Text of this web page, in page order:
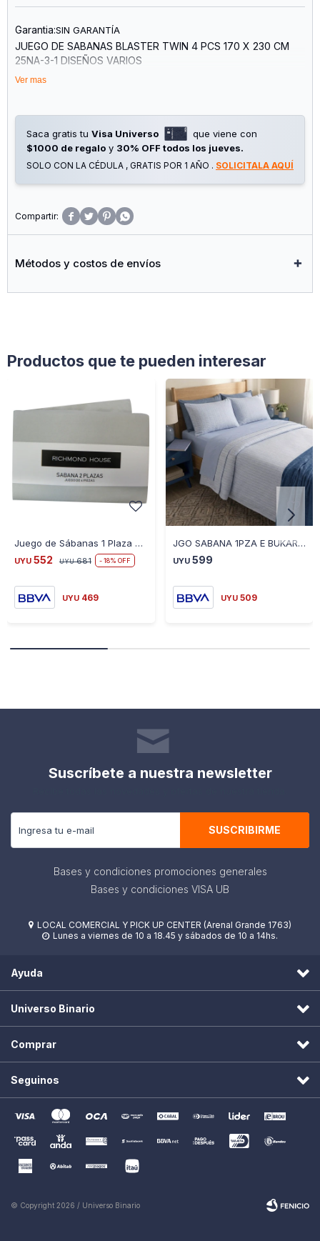
Garantia:SIN GARANTÍA
JUEGO DE SABANAS BLASTER TWIN 4 PCS 170 X 230 CM
25NA-3-1 DISEÑOS VARIOS
1 sabana 170x230cm
*Color a elección según disponibilidad al momento de la
compra.*
Ver mas
Saca gratis tu Visa Universo
que viene con
$1000 de regalo y 30% OFF todos los jueves.
SOLO CON LA CÉDULA , GRATIS POR 1 AÑO . SOLICITALA AQUÍ
   
Métodos y costos de envíos
Productos que te pueden interesar
Juego de Sábanas 1 Plaza Microfibra - GRIS
UYU 552 UYU 681 18
UYU 469
JGO SABANA 1PZA E BUKARA 257-1
UYU 599
UYU 509
Suscríbete a nuestra newsletter
SUSCRIBIRME
Bases y condiciones promociones generales
Bases y condiciones VISA UB
 LOCAL COMERCIAL Y PICK UP CENTER (Arenal Grande 1763)
 Lunes a viernes de 10 a 18.45 y sábados de 10 a 14hs.
Ayuda
Universo Binario
Comprar
Seguinos
© Copyright 2026 / Universo Binario